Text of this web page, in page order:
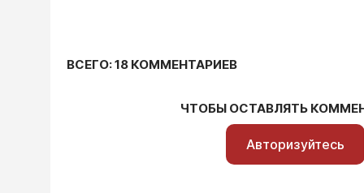
ВСЕГО: 18 КОММЕНТАРИЕВ
ЧТОБЫ ОСТАВЛЯТЬ
Авторизуйтесь